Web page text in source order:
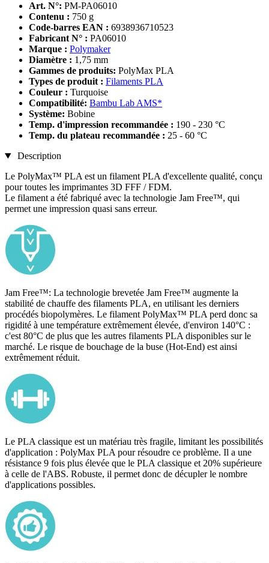
Art. N°: PM-PA06010
Contenu : 750 g
Code-barres EAN : 6938936710523
Fabricant N° : PA06010
Marque : Polymaker
Diamètre : 1,75 mm
Gammes de produits: PolyMax PLA
Types de produit : Filaments PLA
Couleur : Turquoise
Compatibilité: Bambu Lab AMS*
Système: Bobine
Temp. d'impression recommandée : 190 - 230 °C
Temp. du plateau recommandée : 25 - 60 °C
Description
Le PolyMax™ PLA est un filament PLA d'excellente qualité, conçu
pour toutes les imprimantes 3D FFF / FDM.
Le filament a été fabriqué avec la technologie Jam Free™, qui
permet une impression quasi sans erreur.
Jam Free™: La technologie brevetée Jam Free™ augmente la
stabilité de chauffe des filaments PLA, en utilisant les derniers
procédés biopolymères. Le filament PolyMax™ PLA perd donc sa
rigidité à une température extrêmement élevée, d'environ 140°C :
c'est 80°C de plus que les autres filaments PLA disponibles sur le
marché. Le risque de bouchage de la buse (Hot-End) est ainsi
extrêmement réduit.
Le PLA classique est un matériau très fragile, limitant les possibilités
d'application : PolyMax PLA pour résoudre ce problème. Il a une
résistance 9 fois plus élevée que le PLA classique et 20% supérieure
à celle de l'ABS. Robuste, il permet donc de décupler le nombre
d'applications possibles.